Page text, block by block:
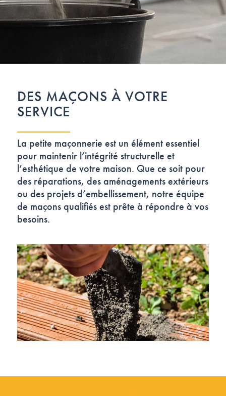
DES MAÇONS À VOTRE
SERVICE
La petite maçonnerie est un élément essentiel
pour maintenir l’intégrité structurelle et
l’esthétique de votre maison. Que ce soit pour
des réparations, des aménagements extérieurs
ou des projets d’embellissement, notre équipe
de maçons qualifiés est prête à répondre à vos
besoins.